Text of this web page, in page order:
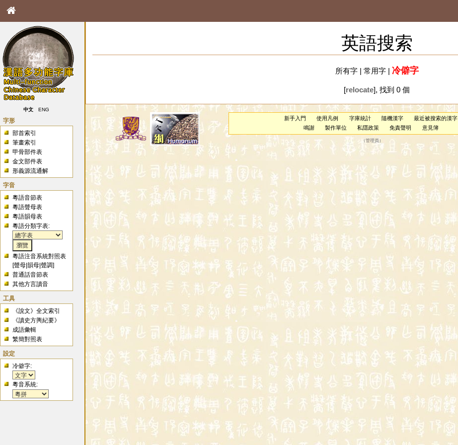
中文 ENG
字形
部首索引
筆畫索引
甲骨部件表
金文部件表
形義源流通解
字音
粵語音節表
粵語聲母表
粵語韻母表
粵語分類字表:
粵語注音系統對照表
[聲母 |韻母 |聲調]
普通話音節表
其他方言讀音
工具
《說文》全文索引
《讀史方輿紀要》
成語彙輯
繁簡對照表
設定
冷僻字:
粵音系統:
英語搜索
所有字| 常用字| 冷僻字
[relocate], 找到 0 個
新手入門 使用凡例 字庫統計 隨機漢字
最近被搜索的漢字
鳴謝
製作單位 私隱政策 免責聲明 意見簿
（管理員 ）